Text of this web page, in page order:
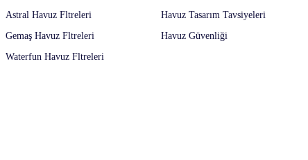
Astral Havuz Fltreleri
Gemaş Havuz Fltreleri
Waterfun Havuz Fltreleri
Havuz Tasarım Tavsiyeleri
Havuz Güvenliği